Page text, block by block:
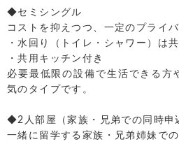
◆セミシングル
コストを抑えつつ、一定のプライ
・水回り（トイレ・シャワー）は
・共用キッチン付き
必要最低限の設備で生活できる方
気のタイプです。
◆2人部屋（家族・兄弟での同時申
一緒に留学する家族・兄弟姉妹での